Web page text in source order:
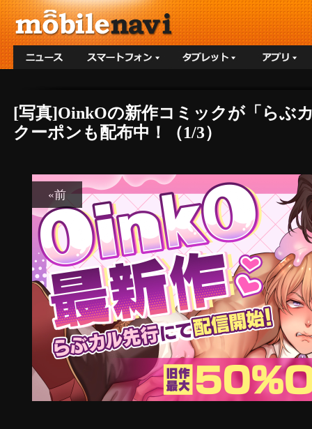
[写真]OinkOの新作コミックが「らぶ
クーポンも配布中！（1/3）
«前